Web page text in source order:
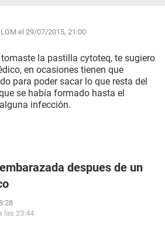
el 29/07/2015, 21:00
la pastilla cytoteq, te sugiero
en ocasiones tienen que
para poder sacar lo que resta del
se había formado hasta el
infección.
despues de un
las 23:44